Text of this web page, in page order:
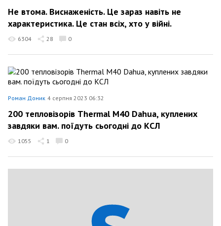
Не втома. Виснаженість. Це зараз навіть не
характеристика. Це стан всіх, хто у війні.
6304 28 0
Роман Доник 4 серпня 2023 06:32
200 тепловізорів Thermal M40 Dahua, куплених
завдяки вам. поїдуть сьогодні до КСЛ
1055 1 0